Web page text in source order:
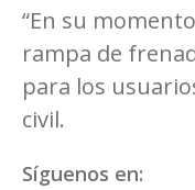
“En su
rampa de
para los
civil.
Síguenos en: